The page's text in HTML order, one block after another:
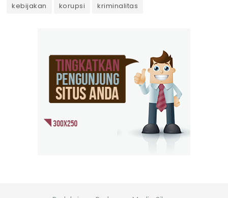
kebijakan
korupsi kriminalitas